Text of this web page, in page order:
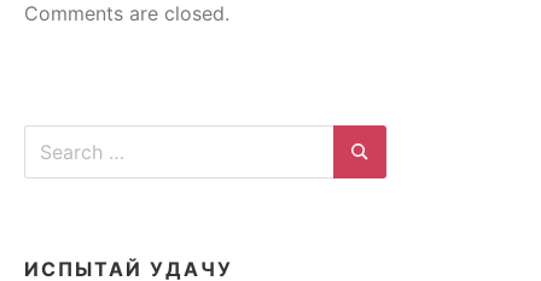
Comments are closed.
Search
Search
ИСПЫТАЙ УДАЧУ